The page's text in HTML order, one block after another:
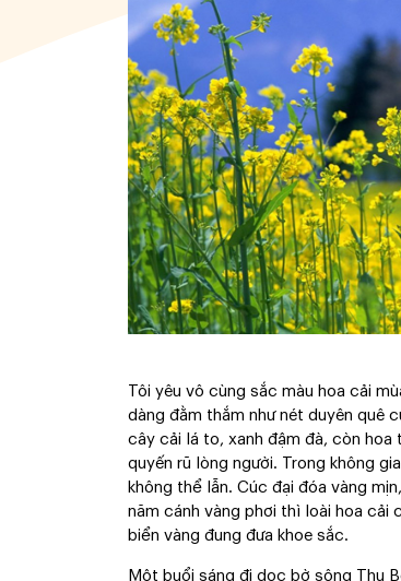
Tôi yêu vô cùng sắc màu hoa cải
dàng đằm thắm như nét duyên quê
cây cải lá to, xanh đậm đà, còn hoa
quyến rũ lòng người. Trong không
không thể lẫn. Cúc đại đóa vàng
năm cánh vàng phơi thì loài hoa cải
biển vàng đung đưa khoe sắc.
Một buổi sáng đi dọc bờ sông Thu